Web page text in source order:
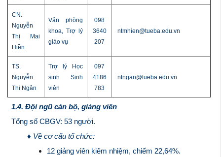
CN.
Nguyễn
Thị Mai
Hiền
Văn phòng
khoa, Trợ lý
giáo vụ
098
3640
207
ntmhien@tueba.edu.vn
TS.
Nguyễn
Thi Ngân
Trợ lý Học
sinh Sinh
viên
097
4186
783
ntngan@tueba.edu.vn
1.4. Đội ngũ cán bộ, giảng viên
Tổng số CBGV: 53 người.
♦ Về cơ cấu tổ chức:
12 giảng viên kiêm nhiệm, chiếm 22,64%.